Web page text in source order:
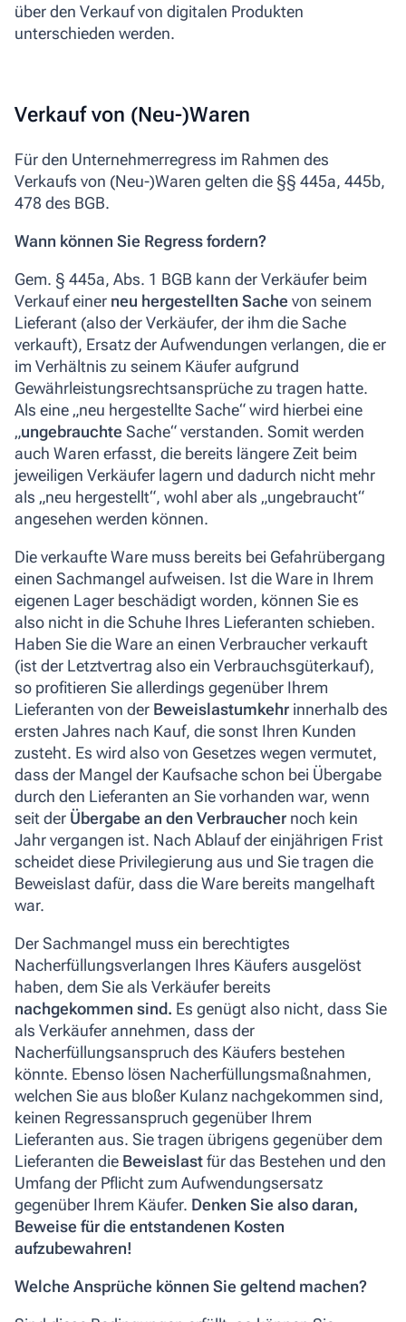
über den Verkauf von digitalen Produkten
unterschieden werden.
Verkauf von (Neu-)Waren
Für den Unternehmerregress im Rahmen des
Verkaufs von (Neu-)Waren gelten die §§ 445a, 445b,
478 des BGB.
Wann können Sie Regress fordern?
Gem. § 445a, Abs. 1 BGB kann der Verkäufer beim
Verkauf einer neu hergestellten Sache von seinem
Lieferant (also der Verkäufer, der ihm die Sache
verkauft), Ersatz der Aufwendungen verlangen, die er
im Verhältnis zu seinem Käufer aufgrund
Gewährleistungsrechtsansprüche zu tragen hatte.
Als eine „neu hergestellte Sache“ wird hierbei eine
„ungebrauchte Sache“ verstanden. Somit werden
auch Waren erfasst, die bereits längere Zeit beim
jeweiligen Verkäufer lagern und dadurch nicht mehr
als „neu hergestellt“, wohl aber als „ungebraucht“
angesehen werden können.
Die verkaufte Ware muss bereits bei Gefahrübergang
einen Sachmangel aufweisen. Ist die Ware in Ihrem
eigenen Lager beschädigt worden, können Sie es
also nicht in die Schuhe Ihres Lieferanten schieben.
Haben Sie die Ware an einen Verbraucher verkauft
(ist der Letztvertrag also ein Verbrauchsgüterkauf),
so profitieren Sie allerdings gegenüber Ihrem
Lieferanten von der Beweislastumkehr innerhalb des
ersten Jahres nach Kauf, die sonst Ihren Kunden
zusteht. Es wird also von Gesetzes wegen vermutet,
dass der Mangel der Kaufsache schon bei Übergabe
durch den Lieferanten an Sie vorhanden war, wenn
seit der Übergabe an den Verbraucher noch kein
Jahr vergangen ist. Nach Ablauf der einjährigen Frist
scheidet diese Privilegierung aus und Sie tragen die
Beweislast dafür, dass die Ware bereits mangelhaft
war.
Der Sachmangel muss ein berechtigtes
Nacherfüllungsverlangen Ihres Käufers ausgelöst
haben, dem Sie als Verkäufer bereits
nachgekommen sind. Es genügt also nicht, dass Sie
als Verkäufer annehmen, dass der
Nacherfüllungsanspruch des Käufers bestehen
könnte. Ebenso lösen Nacherfüllungsmaßnahmen,
welchen Sie aus bloßer Kulanz nachgekommen sind,
keinen Regressanspruch gegenüber Ihrem
Lieferanten aus. Sie tragen übrigens gegenüber dem
Lieferanten die Beweislastfür das Bestehen und den
Umfang der Pflicht zum Aufwendungsersatz
gegenüber Ihrem Käufer. Denken Sie also daran,
Beweise für die entstandenen Kosten
aufzubewahren!
Welche Ansprüche können Sie geltend machen?